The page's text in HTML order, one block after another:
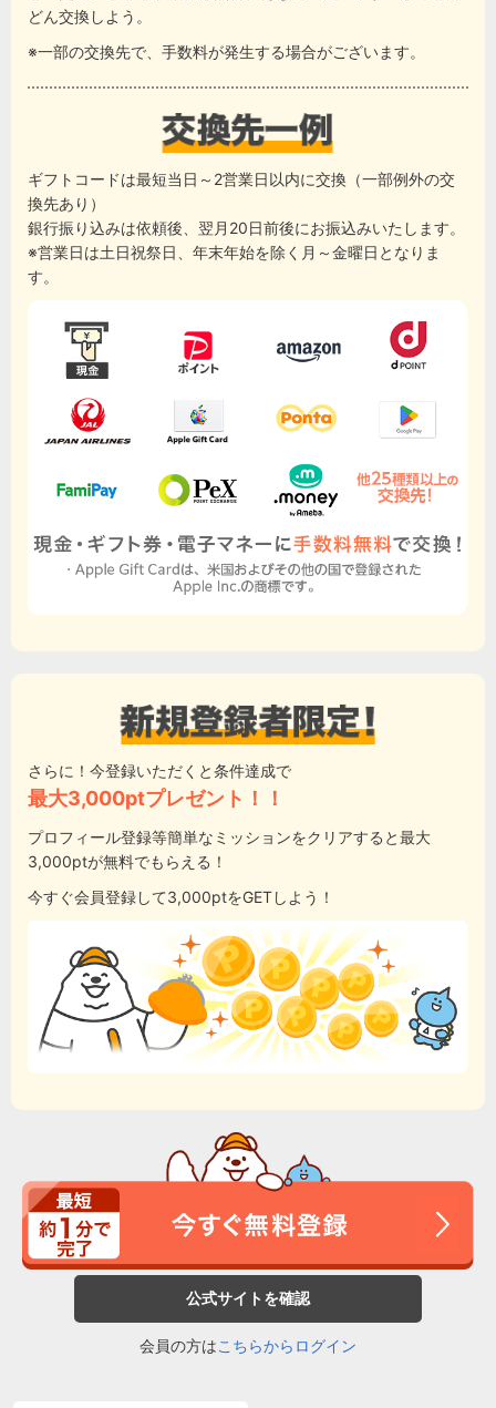
どん交換しよう。
※一部の交換先で、手数料が発生する場合がございます。
ギフトコードは最短当日～2営業日以内に交換（一部例外の交
換先あり）
銀行振り込みは依頼後、翌月20日前後にお振込みいたします。
※営業日は土日祝祭日、年末年始を除く月～金曜日となりま
す。
さらに！今登録いただくと条件達成で
最大3,000ptプレゼント！！
プロフィール登録等簡単なミッションをクリアすると最大
3,000ptが無料でもらえる！
今すぐ会員登録して3,000ptをGETしよう！
公式サイトを確認
会員の方はこちらからログイン